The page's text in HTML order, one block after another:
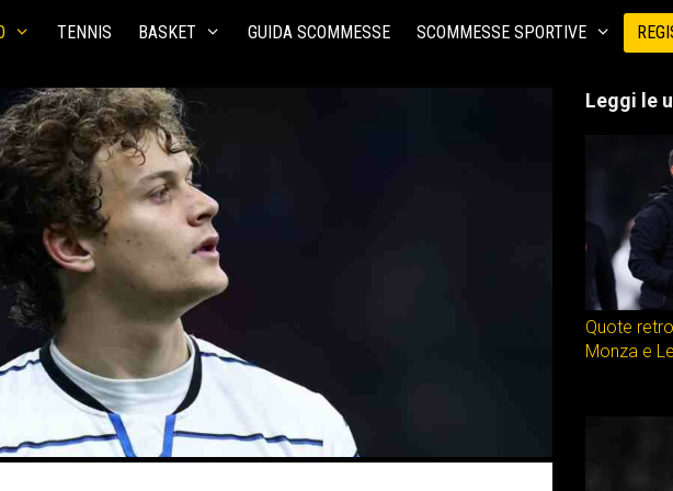
TENNIS BASKET GUIDA SCOMMESSE SCOMMESSE SPORTIVE
Leggi le
Quote
Monza e